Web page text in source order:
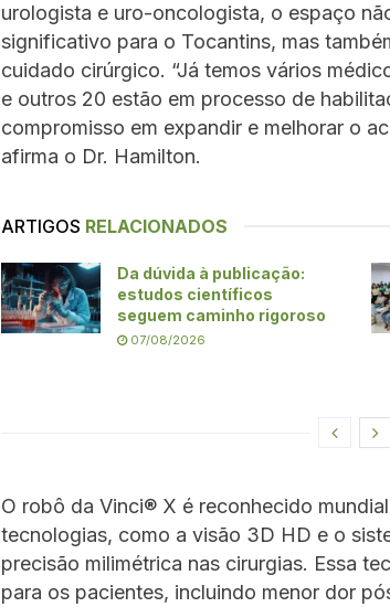
urologista e uro-oncologista, o espaço
significativo para o Tocantins, mas
cuidado cirúrgico. “Já temos vários
e outros 20 estão em processo de
compromisso em expandir e melhorar o
afirma o Dr. Hamilton.
ARTIGOS RELACIONADOS
Da dúvida à publicação:
estudos científicos
seguem caminho rigoroso
07/08/2026
O robô da Vinci® X é reconhecido
tecnologias, como a visão 3D HD e o
precisão milimétrica nas cirurgias. Essa
para os pacientes, incluindo menor dor